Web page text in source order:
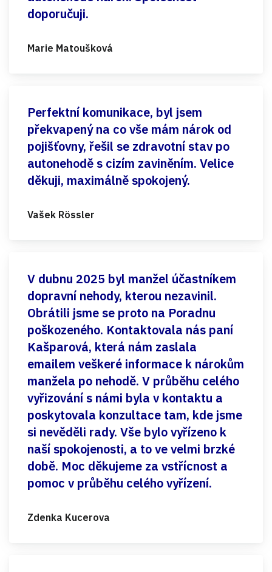
doporučuji.
Marie Matoušková
Perfektní komunikace, byl jsem
překvapený na co vše mám nárok od
pojišťovny, řešil se zdravotní stav po
autonehodě s cizím zaviněním. Velice
děkuji, maximálně spokojený.
Vašek Rössler
V dubnu 2025 byl manžel účastníkem
dopravní nehody, kterou nezavinil.
Obrátili jsme se proto na Poradnu
poškozeného. Kontaktovala nás paní
Kašparová, která nám zaslala
emailem veškeré informace k nárokům
manžela po nehodě. V průběhu celého
vyřizování s námi byla v kontaktu a
poskytovala konzultace tam, kde jsme
si nevěděli rady. Vše bylo vyřízeno k
naší spokojenosti, a to ve velmi brzké
době. Moc děkujeme za vstřícnost a
pomoc v průběhu celého vyřízení.
Zdenka Kucerova